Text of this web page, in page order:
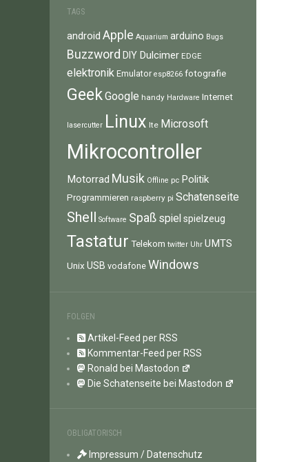
TAGS
android Apple Aquarium arduino Bugs
Buzzword DIY Dulcimer EDGE
elektronik Emulator esp8266 fotografie
GeekGoogle handy Hardware Internet
lasercutter Linux lte Microsoft
Mikrocontroller
Motorrad Musik Offline pc Politik
Programmieren raspberry pi Schatenseite
Shell Software Spaß spiel spielzeug
Tastatur Telekom twitter Uhr UMTS
Unix USB vodafone Windows
FOLGEN
Artikel-Feed per RSS
Kommentar-Feed per RSS
Ronald bei Mastodon
Die Schatenseite bei Mastodon
OBLIGATORISCH
Impressum / Datenschutz